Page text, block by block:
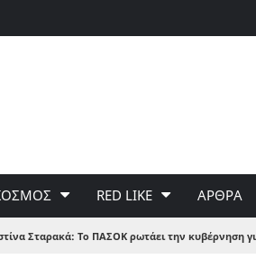
Δε φταίει ο
του Γιώργου
RED LIKE ΑΡΘΡΑ
Σταρακά: Το ΠΑΣΟΚ ρωτάει την κυβέρνηση